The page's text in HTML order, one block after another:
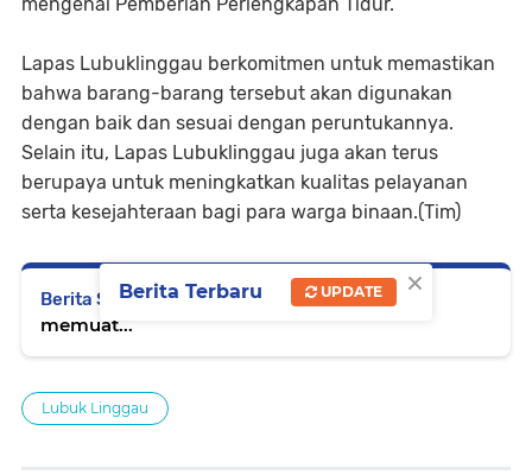
Lapas Lubuklinggau berkomitmen untuk memastikan
bahwa barang-barang tersebut akan digunakan
dengan baik dan sesuai dengan peruntukannya.
Selain itu, Lapas Lubuklinggau juga akan terus
berupaya untuk meningkatkan kualitas pelayanan
serta kesejahteraan bagi para warga binaan.(Tim)
Berita Selanjutnya
memuat...
Lubuk Linggau
×
Berita Terbaru UPDATE